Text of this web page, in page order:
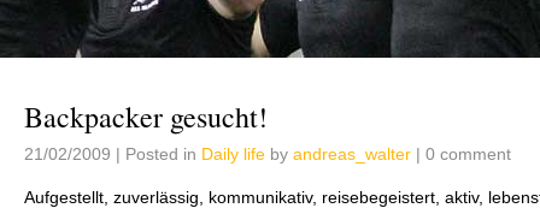
Backpacker gesucht!
21/02/2009 | Posted in Daily life by andreas_walter | 0 comment
Aufgestellt, zuverlässig, kommunikativ, reisebegeistert, aktiv,